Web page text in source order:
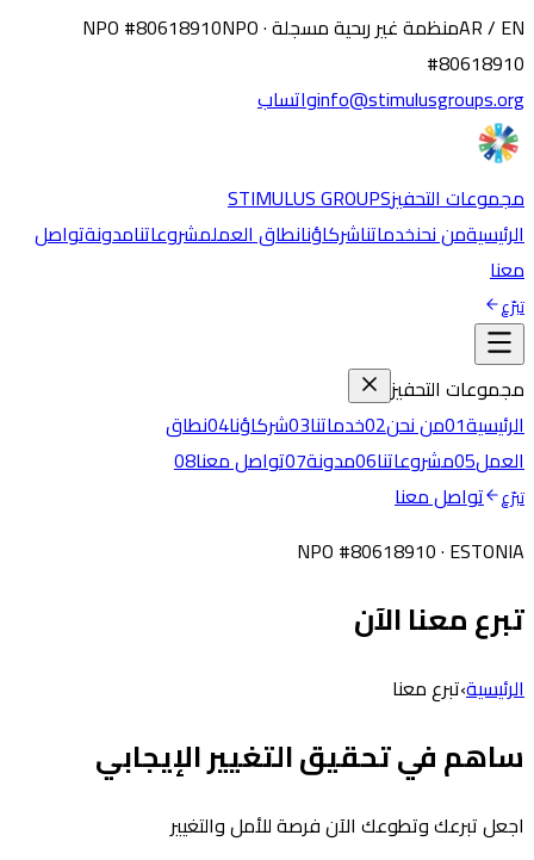
AR / ENمنظمة غير ربحية مسجلة · NPO #80618910NPO
#80618910
info@stimulusgroups.orgواتساب
مجموعات التحفيزSTIMULUS GROUPS
الرئيسيةمن نحنخدماتناشركاؤنانطاق العملمشروعاتنامدونةتواصل
معنا
تبرّع
مجموعات التحفيز
الرئيسية01من نحن02خدماتنا03شركاؤنا04نطاق
العمل05مشروعاتنا06مدونة07تواصل معنا08
تبرّع تواصل معنا
NPO #80618910 · ESTONIA
تبرع معنا الآن
الرئيسية›تبرع معنا
ساهم في تحقيق التغيير الإيجابي
اجعل تبرعك وتطوعك الآن فرصة للأمل والتغيير